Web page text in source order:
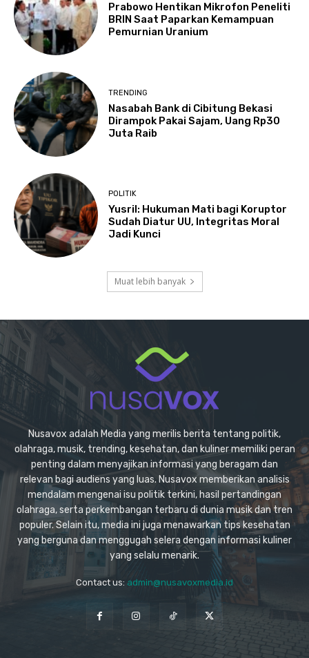
Prabowo Hentikan Mikrofon Peneliti
BRIN Saat Paparkan Kemampuan
Pemurnian Uranium
TRENDING
Nasabah Bank di Cibitung Bekasi
Dirampok Pakai Sajam, Uang Rp30
Juta Raib
POLITIK
Yusril: Hukuman Mati bagi Koruptor
Sudah Diatur UU, Integritas Moral
Jadi Kunci
Muat lebih banyak
Nusavox adalah Media yang merilis berita tentang politik,
olahraga, musik, trending, kesehatan, dan kuliner memiliki peran
penting dalam menyajikan informasi yang beragam dan
relevan bagi audiens yang luas. Nusavox memberikan analisis
mendalam mengenai isu politik terkini, hasil pertandingan
olahraga, serta perkembangan terbaru di dunia musik dan tren
populer. Selain itu, media ini juga menawarkan tips kesehatan
yang berguna dan menggugah selera dengan informasi kuliner
yang selalu menarik.
Contact us: admin@nusavoxmedia.id